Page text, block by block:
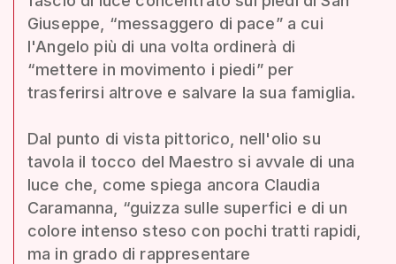
Giuseppe, “messaggero di pace” a cui
l'Angelo più di una volta ordinerà di
“mettere in movimento i piedi” per
trasferirsi altrove e salvare la sua famiglia.
Dal punto di vista pittorico, nell'olio su
tavola il tocco del Maestro si avvale di una
luce che, come spiega ancora Claudia
Caramanna, “guizza sulle superfici e di un
colore intenso steso con pochi tratti rapidi,
ma in grado di rappresentare